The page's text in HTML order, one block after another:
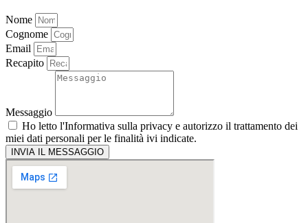
Nome
Cognome
Email
Recapito
Messaggio
Ho letto l'Informativa sulla privacy e autorizzo il trattamento dei
miei dati personali per le finalità ivi indicate.
INVIA IL MESSAGGIO